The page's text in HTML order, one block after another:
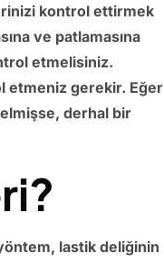
kontrol ettirmek
ve patlamasına
etmelisiniz.
etmeniz gerekir. Eğer
derhal bir
lastik deliğinin